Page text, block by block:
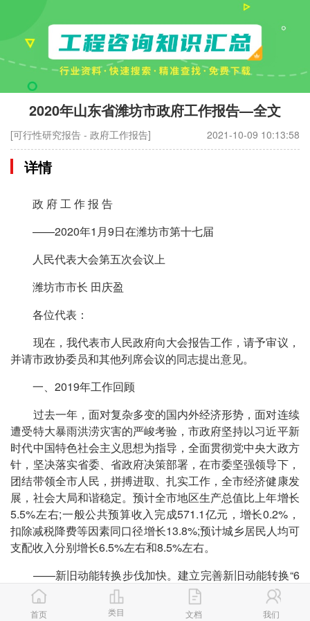
2020年山东省潍坊市政府工作报告—全文
[可行性研究报告 - 政府工作报告] 2021-10-09 10:13:58
详情
政 府 工 作 报 告
——2020年1月9日在潍坊市第十七届
人民代表大会第五次会议上
潍坊市市长 田庆盈
各位代表：
现在，我代表市人民政府向大会报告工作，请予审议，
并请市政协委员和其他列席会议的同志提出意见。
一、2019年工作回顾
过去一年，面对复杂多变的国内外经济形势，面对连续
遭受特大暴雨洪涝灾害的严峻考验，市政府坚持以习近平新
时代中国特色社会主义思想为指导，全面贯彻党中央大政方
针，坚决落实省委、省政府决策部署，在市委坚强领导下，
团结带领全市人民，拼搏进取、扎实工作，全市经济健康发
展，社会大局和谐稳定。预计全市地区生产总值比上年增长
5.5%左右;一般公共预算收入完成571.1亿元，增长0.2%，
扣除减税降费等因素同口径增长13.8%;预计城乡居民人均可
支配收入分别增长6.5%左右和8.5%左右。
——新旧动能转换步伐加快。建立完善新旧动能转换“6
个1”工作推进体系和“1+5”财政政策体系，累计投放专项基
金102.8亿元，支持产业项目134个。省级重大项目开工数
首页 类目 文档 我们